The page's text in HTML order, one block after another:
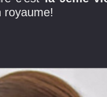
royaume!